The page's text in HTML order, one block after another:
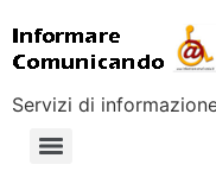
Servizi di